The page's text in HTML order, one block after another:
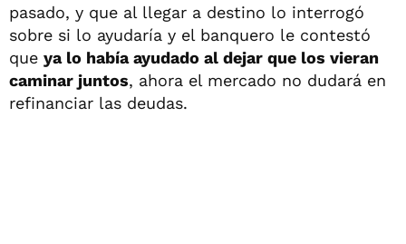
pasado, y que al llegar a destino lo interrogó
sobre si lo ayudaría y el banquero le contestó
que ya lo había ayudado al dejar que los vieran
caminar juntos, ahora el mercado no dudará en
refinanciar las deudas.